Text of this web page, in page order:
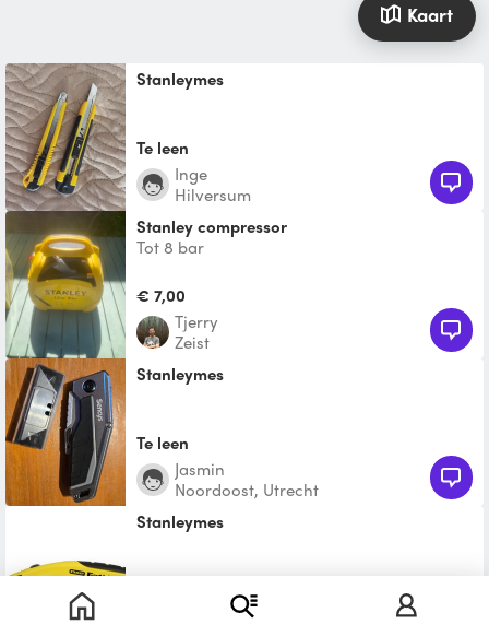
Kaart
stanleymes
Te leen
Inge
Hilversum
Stanley compressor
Tot 8 bar
€ 7,00
Tjerry
Zeist
Stanleymes
Te leen
Jasmin
Noordoost, Utrecht
Stanleymes